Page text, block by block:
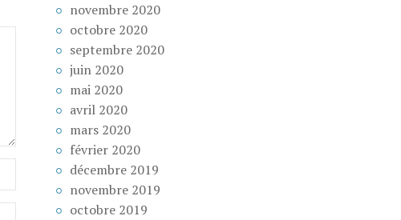
novembre 2020
octobre 2020
septembre 2020
juin 2020
mai 2020
avril 2020
mars 2020
février 2020
décembre 2019
novembre 2019
octobre 2019